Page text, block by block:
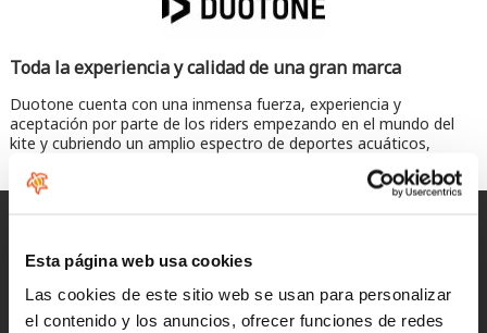
Esta página web usa cookies
Las cookies de este sitio web se usan para personalizar
el contenido y los anuncios, ofrecer funciones de redes
Toda la experiencia y calidad de una gran marca
Duotone cuenta con una inmensa fuerza, experiencia y
aceptación por parte de los riders empezando en el mundo del
kite y cubriendo un amplio espectro de deportes acuáticos,
para España y Portugal
Devoluciones